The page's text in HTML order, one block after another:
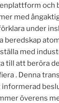
och
med
under
beredskap
med
till att beröra
. Denna
överens